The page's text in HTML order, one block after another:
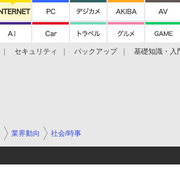
セキュリティ バックアップ 基礎知識・入
業界動向 社会/時事